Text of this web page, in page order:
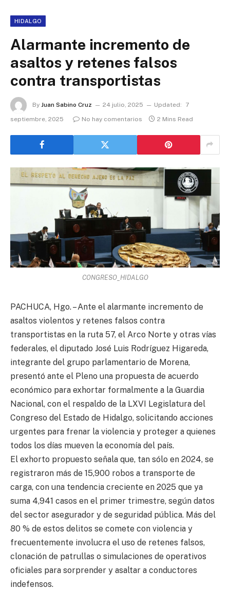
HIDALGO
Alarmante incremento de
asaltos y retenes falsos
contra transportistas
By Juan Sabino Cruz 24 julio, 2025 Updated:
7
septiembre, 2025
No hay comentarios 2 Mins Read
CONGRESO_HIDALGO
PACHUCA, Hgo. – Ante el alarmante incremento de
asaltos violentos y retenes falsos contra
transportistas en la ruta 57, el Arco Norte y otras vías
federales, el diputado José Luis Rodríguez Higareda,
integrante del grupo parlamentario de Morena,
presentó ante el Pleno una propuesta de acuerdo
económico para exhortar formalmente a la Guardia
Nacional, con el respaldo de la LXVI Legislatura del
Congreso del Estado de Hidalgo, solicitando acciones
urgentes para frenar la violencia y proteger a quienes
todos los días mueven la economía del país.
El exhorto propuesto señala que, tan sólo en 2024, se
registraron más de 15,900 robos a transporte de
carga, con una tendencia creciente en 2025 que ya
suma 4,941 casos en el primer trimestre, según datos
del sector asegurador y de seguridad pública. Más del
80 % de estos delitos se comete con violencia y
frecuentemente involucra el uso de retenes falsos,
clonación de patrullas o simulaciones de operativos
oficiales para sorprender y asaltar a conductores
indefensos.